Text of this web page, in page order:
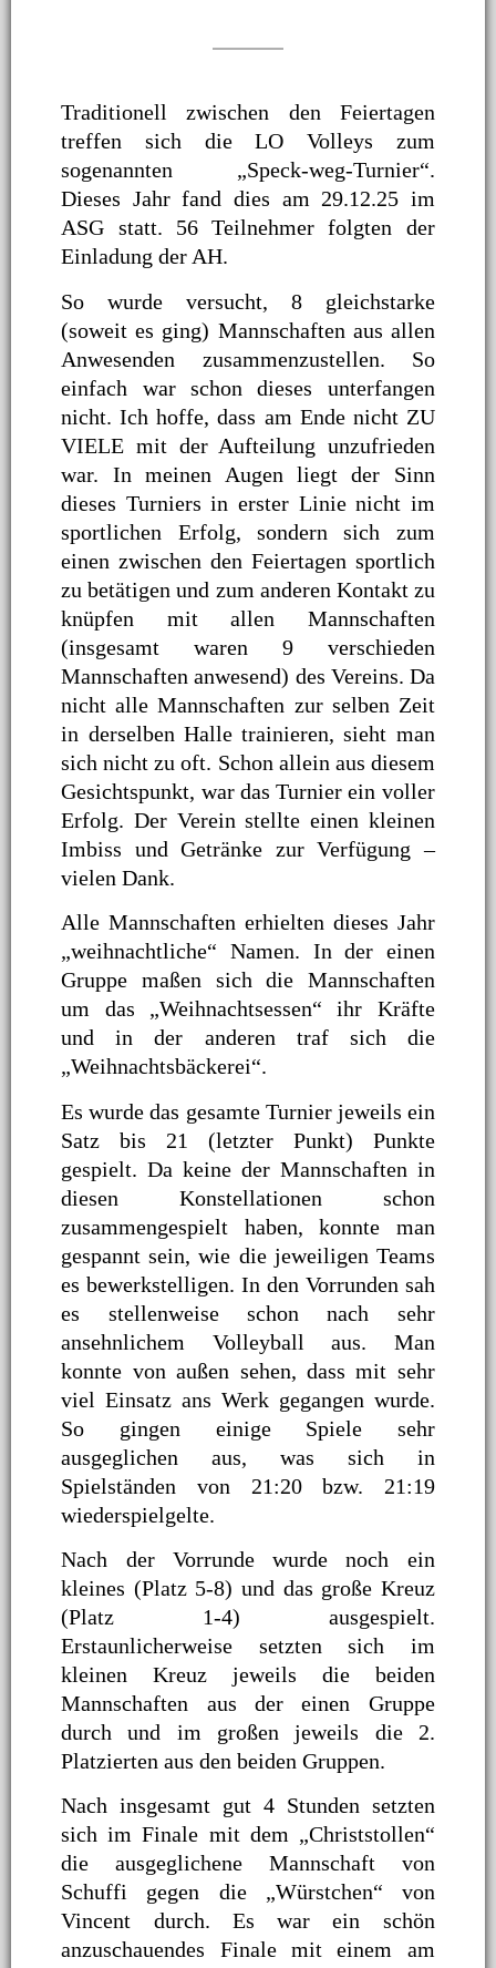
Traditionell zwischen den Feiertagen
treffen sich die LO Volleys zum
sogenannten „Speck-weg-Turnier“.
Dieses Jahr fand dies am 29.12.25 im
ASG statt. 56 Teilnehmer folgten der
Einladung der AH.
So wurde versucht, 8 gleichstarke
(soweit es ging) Mannschaften aus allen
Anwesenden zusammenzustellen. So
einfach war schon dieses unterfangen
nicht. Ich hoffe, dass am Ende nicht ZU
VIELE mit der Aufteilung unzufrieden
war. In meinen Augen liegt der Sinn
dieses Turniers in erster Linie nicht im
sportlichen Erfolg, sondern sich zum
einen zwischen den Feiertagen sportlich
zu betätigen und zum anderen Kontakt zu
knüpfen mit allen Mannschaften
(insgesamt waren 9 verschieden
Mannschaften anwesend) des Vereins. Da
nicht alle Mannschaften zur selben Zeit
in derselben Halle trainieren, sieht man
sich nicht zu oft. Schon allein aus diesem
Gesichtspunkt, war das Turnier ein voller
Erfolg. Der Verein stellte einen kleinen
Imbiss und Getränke zur Verfügung –
vielen Dank.
Alle Mannschaften erhielten dieses Jahr
„weihnachtliche“ Namen. In der einen
Gruppe maßen sich die Mannschaften
um das „Weihnachtsessen“ ihr Kräfte
und in der anderen traf sich die
„Weihnachtsbäckerei“.
Es wurde das gesamte Turnier jeweils ein
Satz bis 21 (letzter Punkt) Punkte
gespielt. Da keine der Mannschaften in
diesen Konstellationen schon
zusammengespielt haben, konnte man
gespannt sein, wie die jeweiligen Teams
es bewerkstelligen. In den Vorrunden sah
es stellenweise schon nach sehr
ansehnlichem Volleyball aus. Man
konnte von außen sehen, dass mit sehr
viel Einsatz ans Werk gegangen wurde.
So gingen einige Spiele sehr
ausgeglichen aus, was sich in
Spielständen von 21:20 bzw. 21:19
wiederspielgelte.
Nach der Vorrunde wurde noch ein
kleines (Platz 5-8) und das große Kreuz
(Platz 1-4) ausgespielt.
Erstaunlicherweise setzten sich im
kleinen Kreuz jeweils die beiden
Mannschaften aus der einen Gruppe
durch und im großen jeweils die 2.
Platzierten aus den beiden Gruppen.
Nach insgesamt gut 4 Stunden setzten
sich im Finale mit dem „Christstollen“
die ausgeglichene Mannschaft von
Schuffi gegen die „Würstchen“ von
Vincent durch. Es war ein schön
anzuschauendes Finale mit einem am